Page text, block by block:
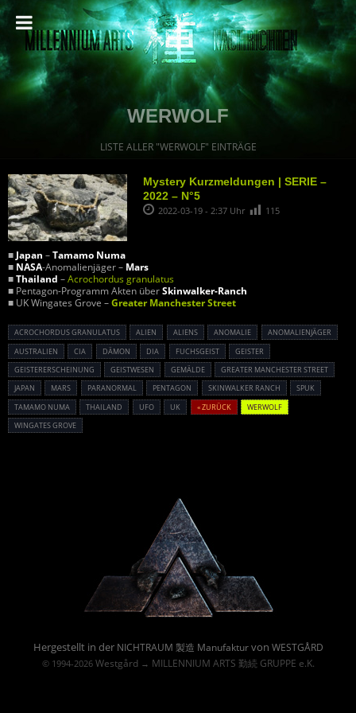
WERWOLF
LISTE ALLER "WERWOLF" EINTRÄGE
Mystery Kurzmeldungen | SERIE –
2022 – N°5
2022-03-19 - 2:37 Uhr 115
■ Japan –Tamamo Numa
■ NASA-Anomalienjäger – Mars
■Thailand –Acrochordus granulatus
■ Pentagon-Programm Akten überSkinwalker-Ranch
■ UK Wingates Grove –Greater Manchester Street
ACROCHORDUS GRANULATUS ALIEN ALIENS ANOMALIE
ANOMALIENJÄGER
AUSTRALIEN
CIA DÄMON DIA FUCHSGEIST
GEISTER
GEISTERERSCHEINUNG
GEISTWESEN GEMÄLDE
GREATER MANCHESTER STREET
JAPAN
MARS PARANORMAL PENTAGON SKINWALKER RANCH
SPUK
TAMAMO NUMA
THAILAND UFO UK « ZURÜCK
WERWOLF
WINGATES GROVE
Hergestellt in der NICHTRAUM 製造 Manufakturvon WESTGÅRD
© 1994-2026 Westgård→ MILLENNIUM ARTS 勤続 GRUPPE e.K.
Powered By :